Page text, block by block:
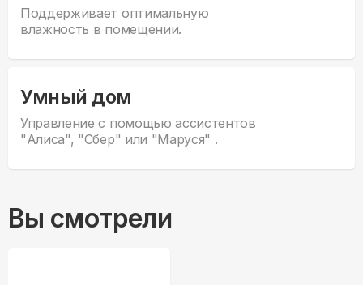
Поддерживает оптимальную
влажность в помещении.
Умный дом
Управление с помощью ассистентов
"Алиса", "Сбер" или "Маруся" .
Вы смотрели